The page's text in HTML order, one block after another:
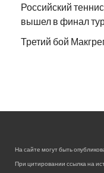
Российский
вышел в финал
Третий бой
На сайте могут быть
При цитировании ссылка на